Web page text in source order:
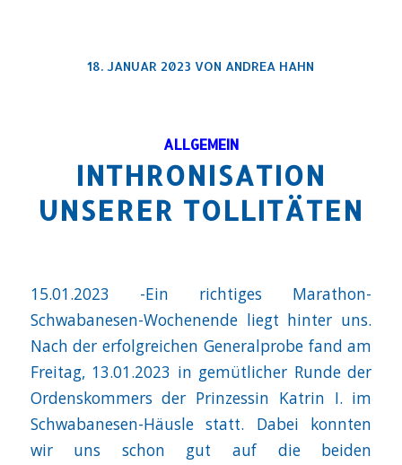
18. JANUAR 2023 VON ANDREA HAHN
ALLGEMEIN
INTHRONISATION
UNSERER TOLLITÄTEN
15.01.2023 -Ein richtiges Marathon-
Schwabanesen-Wochenende liegt hinter uns.
Nach der erfolgreichen Generalprobe fand am
Freitag, 13.01.2023 in gemütlicher Runde der
Ordenskommers der Prinzessin Katrin I. im
Schwabanesen-Häusle statt. Dabei konnten
wir uns schon gut auf die beiden